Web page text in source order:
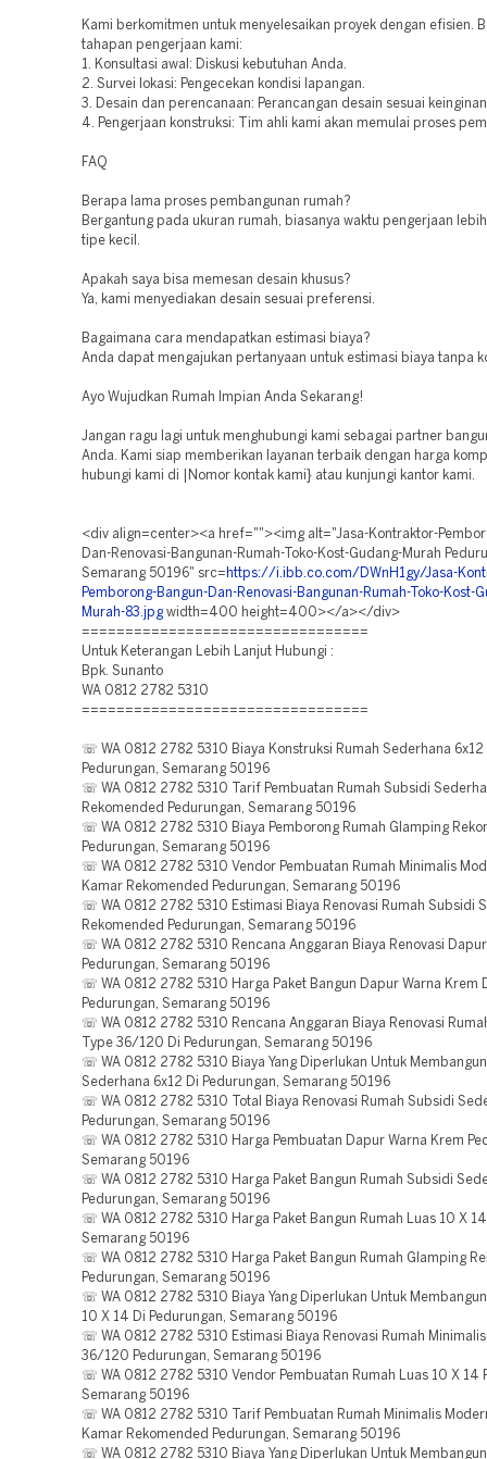
Kami berkomitmen untuk menyelesaikan proyek dengan efisien.
tahapan pengerjaan kami:
1. Konsultasi awal: Diskusi kebutuhan Anda.
2. Survei lokasi: Pengecekan kondisi lapangan.
3. Desain dan perencanaan: Perancangan desain sesuai
4. Pengerjaan konstruksi: Tim ahli kami akan memulai proses
FAQ
Berapa lama proses pembangunan rumah?
Bergantung pada ukuran rumah, biasanya waktu pengerjaan
tipe kecil.
Apakah saya bisa memesan desain khusus?
Ya, kami menyediakan desain sesuai preferensi.
Bagaimana cara mendapatkan estimasi biaya?
Anda dapat mengajukan pertanyaan untuk estimasi biaya tanpa
Ayo Wujudkan Rumah Impian Anda Sekarang!
Jangan ragu lagi untuk menghubungi kami sebagai partner
Anda. Kami siap memberikan layanan terbaik dengan harga
hubungi kami di |Nomor kontak kami} atau kunjungi kantor kami.
<div align=center><a href=""><img alt="Jasa-Kontraktor-
Dan-Renovasi-Bangunan-Rumah-Toko-Kost-Gudang-Murah
Semarang 50196" src= https://i.ibb.co.com/DWnH1gy/Jasa-
Pemborong-Bangun-Dan-Renovasi-Bangunan-Rumah-Toko-Kost-
Murah-83.jpgwidth=400 height=400></a></div>
=================================
Untuk Keterangan Lebih Lanjut Hubungi :
Bpk. Sunanto
WA 0812 2782 5310
=================================
☏ WA 0812 2782 5310 Biaya Konstruksi Rumah Sederhana 6x12
Pedurungan, Semarang 50196
☏ WA 0812 2782 5310 Tarif Pembuatan Rumah Subsidi
Rekomended Pedurungan, Semarang 50196
☏ WA 0812 2782 5310 Biaya Pemborong Rumah Glamping
Pedurungan, Semarang 50196
☏ WA 0812 2782 5310 Vendor Pembuatan Rumah Minimalis
Kamar Rekomended Pedurungan, Semarang 50196
☏ WA 0812 2782 5310 Estimasi Biaya Renovasi Rumah Subsidi
Rekomended Pedurungan, Semarang 50196
☏ WA 0812 2782 5310 Rencana Anggaran Biaya Renovasi
Pedurungan, Semarang 50196
☏ WA 0812 2782 5310 Harga Paket Bangun Dapur Warna Krem
Pedurungan, Semarang 50196
☏ WA 0812 2782 5310 Rencana Anggaran Biaya Renovasi
Type 36/120 Di Pedurungan, Semarang 50196
☏ WA 0812 2782 5310 Biaya Yang Diperlukan Untuk
Sederhana 6x12 Di Pedurungan, Semarang 50196
☏ WA 0812 2782 5310 Total Biaya Renovasi Rumah Subsidi
Pedurungan, Semarang 50196
☏ WA 0812 2782 5310 Harga Pembuatan Dapur Warna Krem
Semarang 50196
☏ WA 0812 2782 5310 Harga Paket Bangun Rumah Subsidi
Pedurungan, Semarang 50196
☏ WA 0812 2782 5310 Harga Paket Bangun Rumah Luas 10 X
Semarang 50196
☏ WA 0812 2782 5310 Harga Paket Bangun Rumah Glamping
Pedurungan, Semarang 50196
☏ WA 0812 2782 5310 Biaya Yang Diperlukan Untuk
10 X 14 Di Pedurungan, Semarang 50196
☏ WA 0812 2782 5310 Estimasi Biaya Renovasi Rumah
36/120 Pedurungan, Semarang 50196
☏ WA 0812 2782 5310 Vendor Pembuatan Rumah Luas 10 X 14
Semarang 50196
☏ WA 0812 2782 5310 Tarif Pembuatan Rumah Minimalis
Kamar Rekomended Pedurungan, Semarang 50196
☏ WA 0812 2782 5310 Biaya Yang Diperlukan Untuk